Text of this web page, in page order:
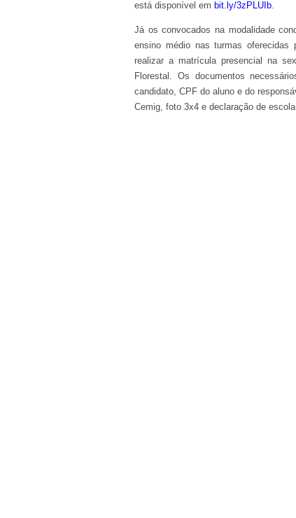
está disponível em bit.ly/3zPLUIb.
Já os convocados na modalidade
ensino médio nas turmas oferecidas
realizar a matrícula presencial na
Florestal. Os documentos
candidato, CPF do aluno e do
Cemig, foto 3x4 e declaração de